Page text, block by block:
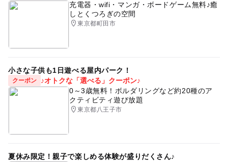
充電器・wifi・マンガ・ボードゲーム無料♪癒
しとくつろぎの空間
東京都町田市
小さな子供も1日遊べる屋内パーク！
クーポン
♪オトクな「選べる」クーポン♪
0～3歳無料！ボルダリングなど約20種のア
クティビティ遊び放題
東京都八王子市
夏休み限定！親子で楽しめる体験が盛りだくさん♪